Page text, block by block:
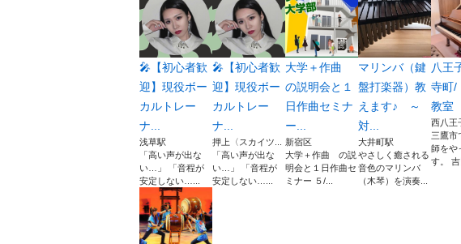
🎤【初心者歓
迎】現役ボー
カルトレー
ナ...
浅草駅
「高い声が出な
い…」 「音程が
安定しない…...
🎤【初心者歓
迎】現役ボー
カルトレー
ナ...
押上〈スカイツ...
「高い声が出な
い…」 「音程が
安定しない…...
大学＋作曲
の説明会と１
日作曲セミナ
ー...
新宿区
大学＋作曲 の説
明会と１日作曲セ
ミナー ５/...
マリンバ（鍵
盤打楽器）教
えます♪ ～
対...
大井町駅
やさしく癒される
音色のマリンバ
（木琴）を演奏...
八王
寺町/
教室
西八王
三鷹市
師をや
す。 吉